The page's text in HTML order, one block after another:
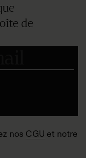
de
nos CGU et notre